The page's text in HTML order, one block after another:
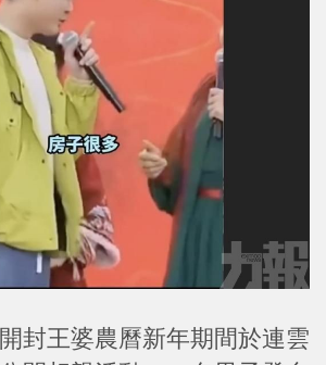
封王婆農曆新年期間於連雲